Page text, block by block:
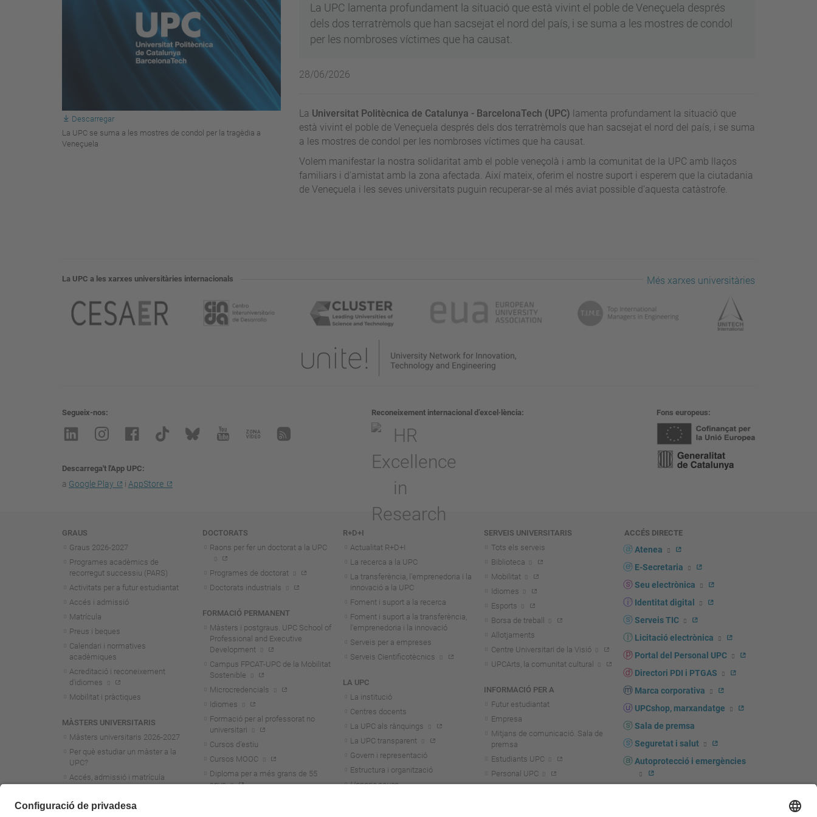
Descarregar
La UPC se suma a les mostres de condol per la tragèdia a
Veneçuela
La UPC lamenta profundament la situació que està vivint el poble de Veneçuela després
dels dos terratrèmols que han sacsejat el nord del país, i se suma a les mostres de condol
per les nombroses víctimes que ha causat.
28/06/2026
La Universitat Politècnica de Catalunya - BarcelonaTech (UPC) lamenta profundament la situació que
està vivint el poble de Veneçuela després dels dos terratrèmols que han sacsejat el nord del país, i se suma
a les mostres de condol per les nombroses víctimes que ha causat.
Volem manifestar la nostra solidaritat amb el poble veneçolà i amb la comunitat de la UPC amb llaços
familiars i d'amistat amb la zona afectada. Així mateix, oferim el nostre suport i esperem que la ciutadania
de Veneçuela i les seves universitats puguin recuperar-se al més aviat possible d’aquesta catàstrofe.
La UPC a les xarxes universitàries internacionals Més xarxes universitàries
Segueix-nos
Descarrega't l'App UPC
a Google Play i AppStore
Reconeixement internacional d’excel·lència Fons europeus
Navegació
GRAUS
Graus 2026-2027
Programes acadèmics de
recorregut successiu (PARS)
Activitats per a futur estudiantat
Accés i admissió
Matrícula
Preus i beques
Calendari i normatives
acadèmiques
Acreditació i reconeixement
d'idiomes
Mobilitat i pràctiques
MÀSTERS UNIVERSITARIS
Màsters universitaris 2026-2027
Per què estudiar un màster a la
UPC?
Accés, admissió i matrícula
Calendari i normatives
DOCTORATS
Raons per fer un doctorat a la UPC
Programes de doctorat
Doctorats industrials
FORMACIÓ PERMANENT
Màsters i postgraus. UPC School of
Professional and Executive
Development
Campus FPCAT-UPC de la Mobilitat
Sostenible
Microcredencials
Idiomes
Formació per al professorat no
universitari
Cursos d'estiu
Cursos MOOC
Diploma per a més grans de 55
anys
R+D+I
Actualitat R+D+I
La recerca a la UPC
La transferència, l'emprenedoria i la
innovació a la UPC
Foment i suport a la recerca
Foment i suport a la transferència,
l'emprenedoria i la innovació
Serveis per a empreses
Serveis Cientificotècnics
LA UPC
La institució
Centres docents
La UPC als rànquings
La UPC transparent
Govern i representació
Estructura i organització
Honoris causa
SERVEIS UNIVERSITARIS
Tots els serveis
Biblioteca
Mobilitat
Idiomes
Esports
Borsa de treball
Allotjaments
Centre Universitari de la Visió
UPCArts, la comunitat cultural
INFORMACIÓ PER A
Futur estudiantat
Empresa
Mitjans de comunicació. Sala de
premsa
Estudiants UPC
Personal UPC
ACCÉS DIRECTE
Atenea
E-Secretaria
Seu electrònica
Identitat digital
Serveis TIC
Licitació electrònica
Portal del Personal UPC
Directori PDI i PTGAS
Marca corporativa
UPCshop, marxandatge
Sala de premsa
Seguretat i salut
Autoprotecció i emergències